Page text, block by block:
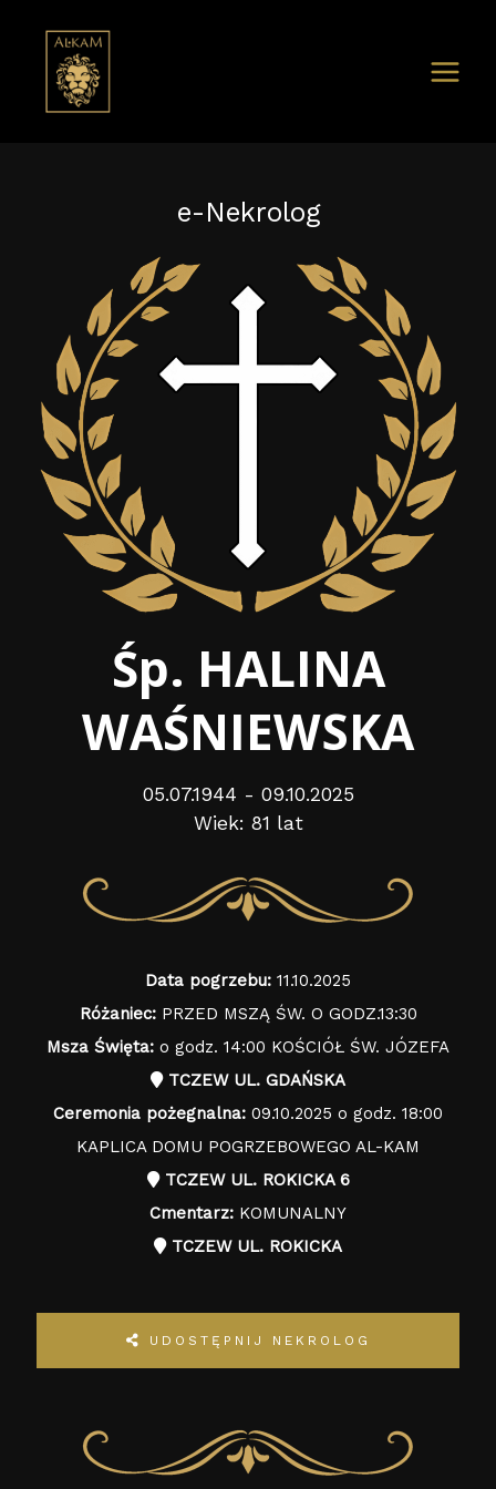
e-Nekrolog
Śp. HALINA
WAŚNIEWSKA
05.07.1944 - 09.10.2025
Wiek: 81 lat
Data pogrzebu: 11.10.2025
Różaniec:PRZED MSZĄ ŚW. O GODZ.13:30
Msza Święta: o godz. 14:00 KOŚCIÓŁ ŚW. JÓZEFA
TCZEW UL. GDAŃSKA
Ceremonia pożegnalna: 09.10.2025 o godz. 18:00
KAPLICA DOMU POGRZEBOWEGO AL-KAM
TCZEW UL. ROKICKA 6
Cmentarz: KOMUNALNY
TCZEW UL. ROKICKA
UDOSTĘPNIJ NEKROLOG